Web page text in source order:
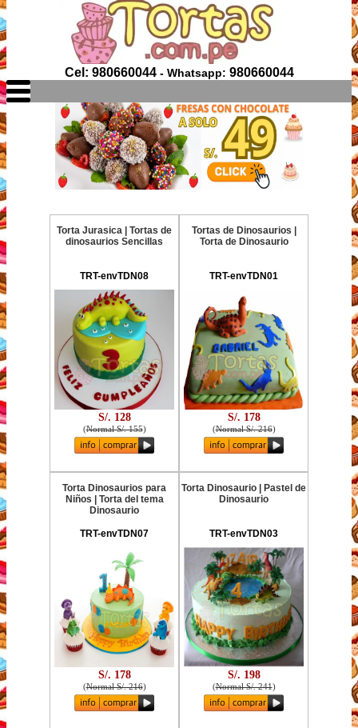
Cel: 980660044- Whatsapp: 980660044
Torta Jurasica | Tortas de
dinosaurios Sencillas
TRT-envTDN08
S/. 128
(Normal S/. 155)
Tortas de Dinosaurios |
Torta de Dinosaurio
TRT-envTDN01
S/. 178
(Normal S/. 216)
Torta Dinosaurios para
Niños | Torta del tema
Dinosaurio
TRT-envTDN07
S/. 178
(Normal S/. 216)
Torta Dinosaurio | Pastel de
Dinosaurio
TRT-envTDN03
S/. 198
(Normal S/. 241)